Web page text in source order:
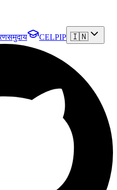
समुदाय CELPIP 🇮🇳